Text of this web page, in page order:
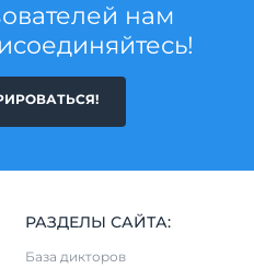
нам
РАЗДЕЛЫ САЙТА:
База дикторов